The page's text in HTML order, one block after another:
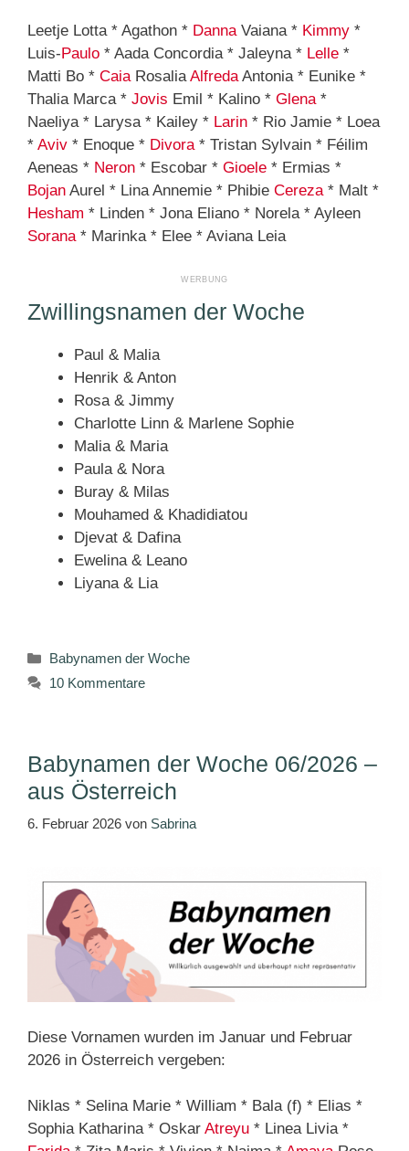
Leetje Lotta * Agathon * Danna Vaiana * Kimmy *
Luis-Paulo * Aada Concordia * Jaleyna * Lelle *
Matti Bo * Caia Rosalia Alfreda Antonia * Eunike *
Thalia Marca * Jovis Emil * Kalino * Glena *
Naeliya * Larysa * Kailey * Larin * Rio Jamie * Loea
* Aviv * Enoque * Divora * Tristan Sylvain * Féilim
Aeneas * Neron * Escobar * Gioele * Ermias *
Bojan Aurel * Lina Annemie * Phibie Cereza * Malt *
Hesham * Linden * Jona Eliano * Norela * Ayleen
Sorana * Marinka * Elee * Aviana Leia
Zwillingsnamen der Woche
Paul & Malia
Henrik & Anton
Rosa & Jimmy
Charlotte Linn & Marlene Sophie
Malia & Maria
Paula & Nora
Buray & Milas
Mouhamed & Khadidiatou
Djevat & Dafina
Ewelina & Leano
Liyana & Lia
Kategorien
Babynamen der Woche
10 Kommentare
Babynamen der Woche 06/2026 –
aus Österreich
6. Februar 2026 von Sabrina
Diese Vornamen wurden im Januar und Februar
2026 in Österreich vergeben:
Niklas * Selina Marie * William * Bala (f) * Elias *
Sophia Katharina * Oskar Atreyu * Linea Livia *